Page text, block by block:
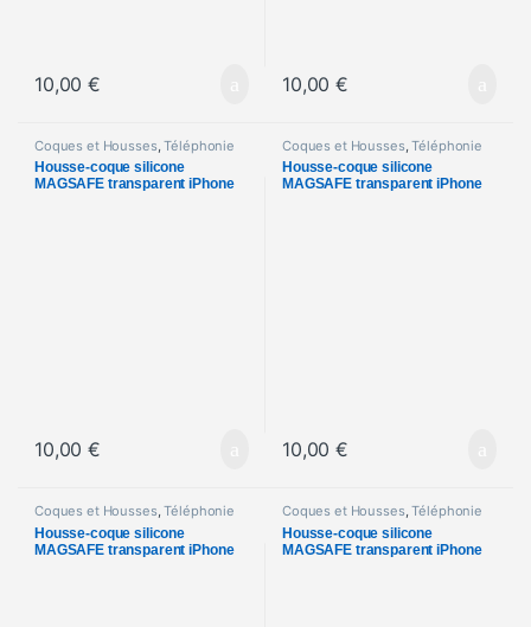
10,00€ 10,00€
Coques et Housses,Téléphonie
Housse-coque silicone
MAGSAFE transparent iPhone
10,00€
Coques et Housses,Téléphonie
Housse-coque silicone
MAGSAFE transparent iPhone
10,00€
Coques et Housses,Téléphonie
Housse-coque silicone
MAGSAFE transparent iPhone
Coques et Housses,Téléphonie
Housse-coque silicone
MAGSAFE transparent iPhone